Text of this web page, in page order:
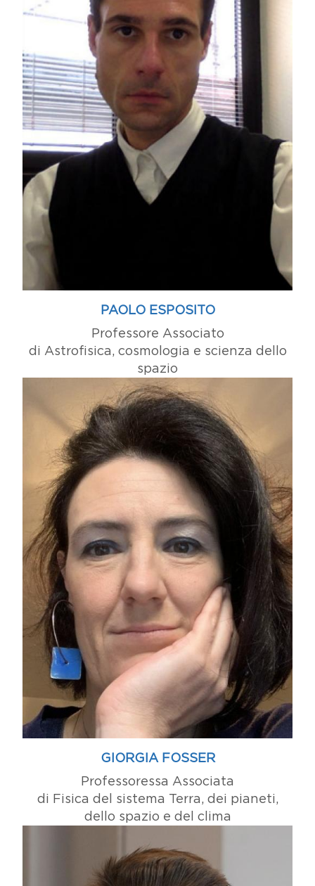
PAOLO ESPOSITO
Professore Associato
di Astrofisica, cosmologia e scienza dello
spazio
GIORGIA FOSSER
Professoressa Associata
di Fisica del sistema Terra, dei pianeti,
dello spazio e del clima